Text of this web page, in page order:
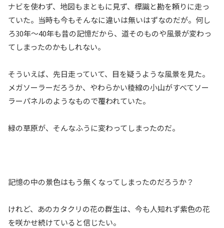
ナビを使わず、地図もまともに見ず、標識と勘を頼りに走っ
ていた。当時も今もそんなに違いは無いはずなのだが。何し
ろ30年～40年も昔の記憶だから、道そのものや風景が変わっ
てしまったのかもしれない。
そういえば、先日走っていて、目を疑うような風景を見た。
メガソーラーだろうか、やわらかい稜線の小山がすべてソー
ラーパネルのようなもので覆われていた。
緑の草原が、そんなふうに変わってしまったのだ。
記憶の中の景色はもう無くなってしまったのだろうか？
けれど、あのカタクリの花の群生は、今も人知れず紫色の花
を咲かせ続けていると信じたい。